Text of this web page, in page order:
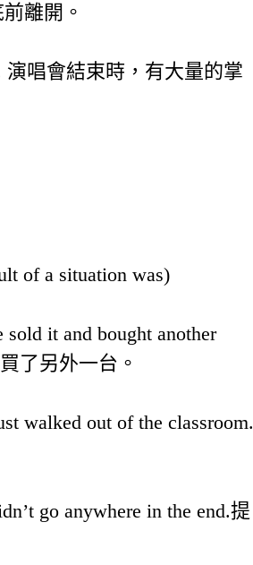
離開。
演唱會結束時，有大量的掌
of a situation was)
it and bought another
了另外一台。
walked out of the classroom.
go anywhere in the end.提